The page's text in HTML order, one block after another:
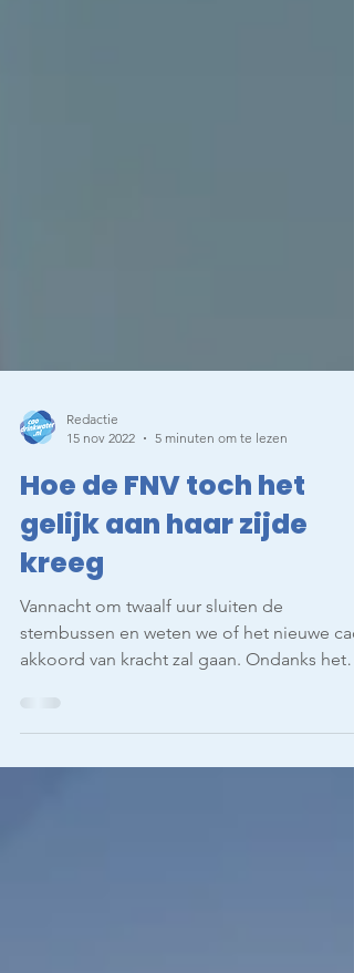
Redactie
15 nov 2022
5 minuten om te lezen
Hoe de FNV toch het
gelijk aan haar zijde
kreeg
akkoord van kracht zal gaan. Ondanks het
optimisme van de...